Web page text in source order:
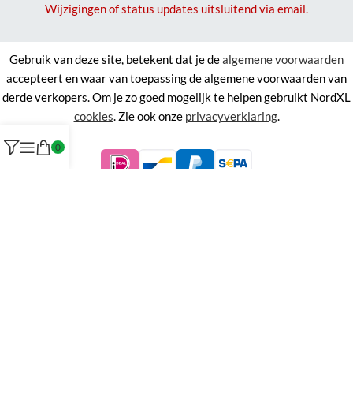
Wijzigingen of status updates uitsluitend via email.
Gebruik van deze site, betekent dat je dealgemene voorwaarden
accepteert en waar van toepassing de algemene voorwaarden van
derde verkopers. Om je zo goed mogelijk te helpen gebruikt NordXL
cookies . Zie ook onze privacyverklaring.
0